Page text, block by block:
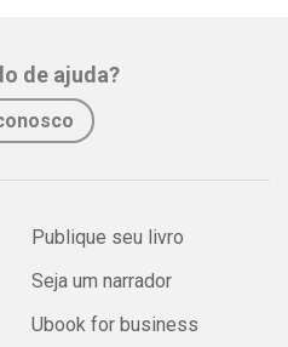
de ajuda?
Publique seu livro
Seja um narrador
Ubook for business